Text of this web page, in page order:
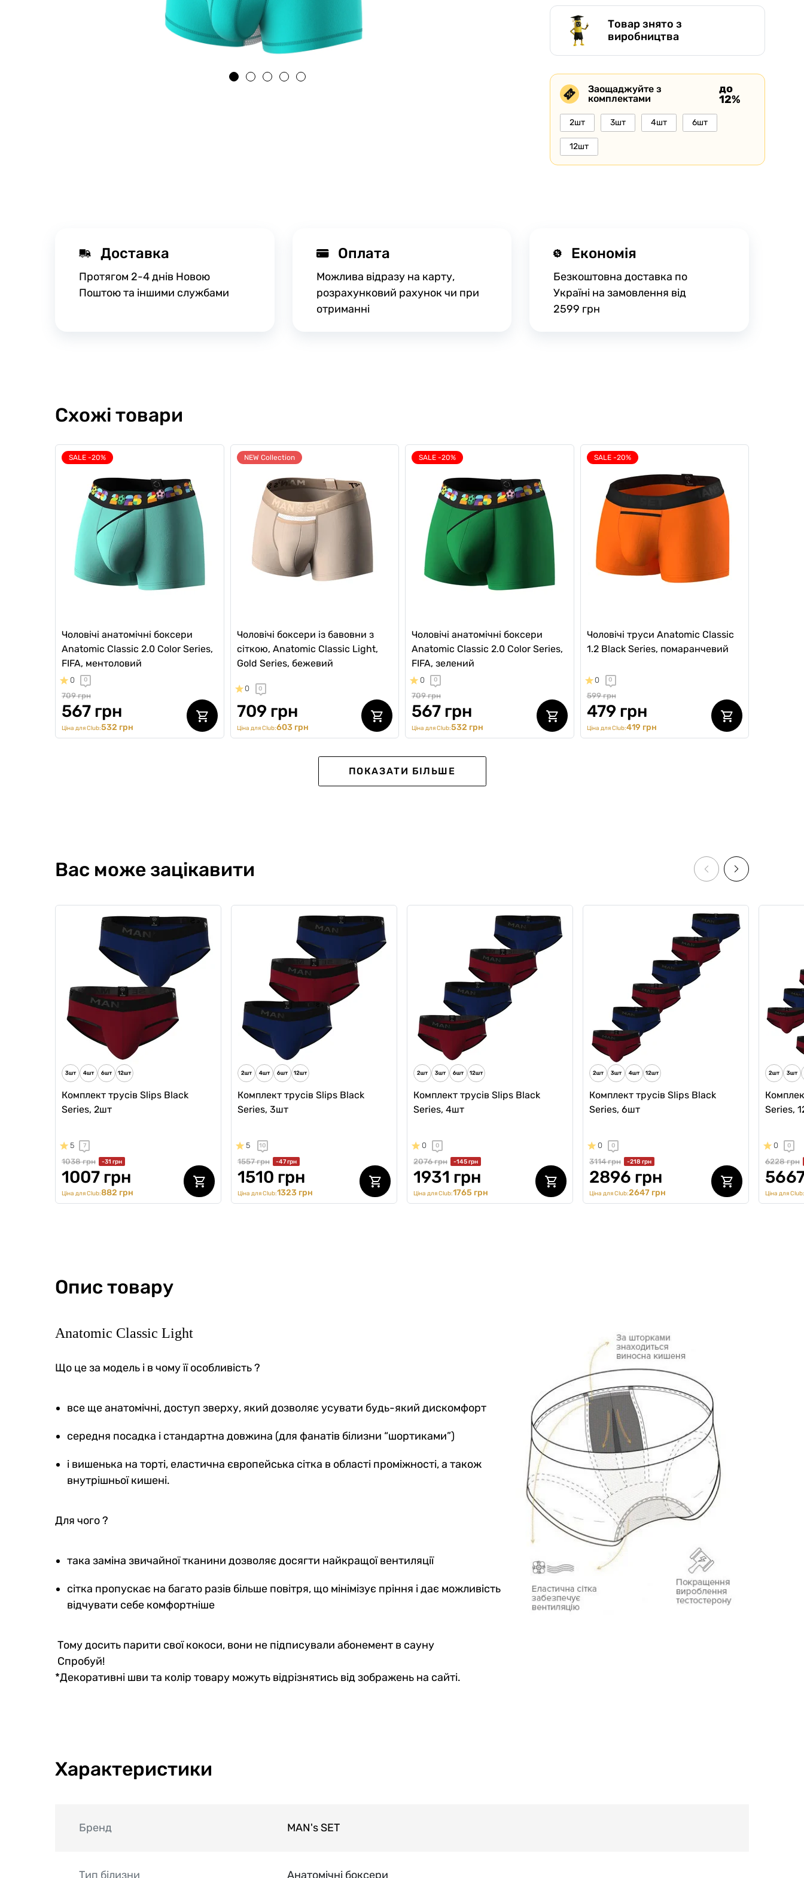
Товар знято з
виробництва
Заощаджуйте з
комплектами
до
12%
2шт 3шт 4шт 6шт
12шт
Доставка
Протягом 2-4 днів Новою
Поштою та іншими службами
Оплата
Можлива відразу на карту,
розрахунковий рахунок чи при
отриманні
Економія
Безкоштовна доставка по
Україні на замовлення від
2599 грн
Схожі товари
SALE -20%
Чоловічі анатомічні боксери
Anatomic Classic 2.0 Color Series,
FIFA, ментоловий
0 0
709 грн
567 грн
Ціна для Club:532 грн
NEW Collection
Чоловічі боксери із бавовни з
сіткою, Anatomic Classic Light,
Gold Series, бежевий
0 0
709 грн
Ціна для Club:603 грн
SALE -20%
Чоловічі анатомічні боксери
Anatomic Classic 2.0 Color Series,
FIFA, зелений
0 0
709 грн
567 грн
Ціна для Club:532 грн
SALE -20%
Чоловічі труси Anatomic Classic
1.2 Black Series, помаранчевий
0 0
599 грн
479 грн
Ціна для Club:419 грн
Чоловічі анатомічні боксери із
бавовни з сіткою, Anatomic
Classic Light, Black Series,
5
709 грн
Ціна для Club:
Чоловічі боксери з бавовни,
Anatomic Classic 2.0, Silver Series,
599 грн
Ціна для Club:509 грн
Чоловічі труси Anatomic Classic
1.2 Black Series, графітовий
599 грн
Ціна для Club:509 грн
Чоловічі анатомічні боксери з
бавовни, Anatomic Classic 2.0,
Black Series, бордовий
599 грн
Ціна для Club:509 грн
ПОКАЗАТИ БІЛЬШЕ
Вас може зацікавити
Комплект трусів Slips Black
Series, 2шт
5 7
1038 грн -31 грн
1007 грн
Ціна для Club:882 грн
Комплект трусів Slips Black
Series, 3шт
5 10
1557 грн -47 грн
1510 грн
Ціна для Club:1323 грн
Комплект трусів Slips Black
Series, 4шт
0 0
2076 грн -145 грн
1931 грн
Ціна для Club:1765 грн
Комплект трусів Slips Black
Series, 6шт
0 0
3114 грн -218 грн
2896 грн
Ціна для Club:2647 грн
Series,
0 0
6228 грн
Ціна для Club:
Опис товару
Anatomic Classic Light
Що це за модель і в чому її особливість ?
все ще анатомічні, доступ зверху, який дозволяє усувати будь-який дискомфорт
середня посадка і стандартна довжина (для фанатів білизни “шортиками”)
і вишенька на торті, еластична європейська сітка в області проміжності, а також
внутрішньої кишені.
Для чого ?
така заміна звичайної тканини дозволяє досягти найкращої вентиляції
сітка пропускає на багато разів більше повітря, що мінімізує пріння і дає можливість
відчувати себе комфортніше
Тому досить парити свої кокоси, вони не підписували абонемент в сауну
Спробуй!
*Декоративні шви та колір товару можуть відрізнятись від зображень на сайті.
Характеристики
Бренд MAN's SET
Тип білизни Анатомічні боксери